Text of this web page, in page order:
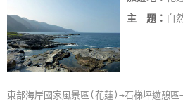
主 題： 自
東部海岸國家風景區(花蓮)→石梯坪遊憩區